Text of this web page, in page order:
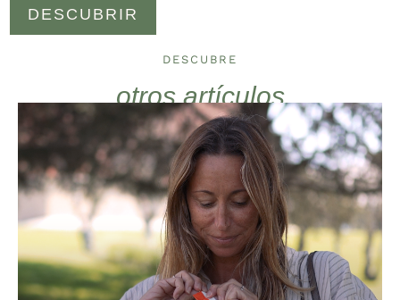
DESCUBRIR
DESCUBRE
otros artículos